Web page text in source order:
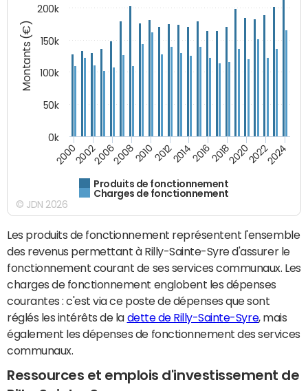
Montants (€)
Produits de fonctionnement
Charges de fonctionnement
200020022006200820102012201420162018202020222024
0k
50k
100k
150k
200k
© JDN 2026
Les produits de fonctionnement représentent l'ensemble
des revenus permettant à Rilly-Sainte-Syre d'assurer le
fonctionnement courant de ses services communaux. Les
charges de fonctionnement englobent les dépenses
courantes : c'est via ce poste de dépenses que sont
réglés les intérêts de la dette de Rilly-Sainte-Syre, mais
également les dépenses de fonctionnement des services
communaux.
Ressources et emplois d'investissement de